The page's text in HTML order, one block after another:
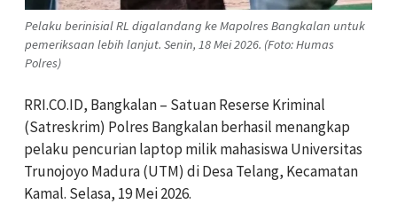
Pelaku berinisial RL digalandang ke Mapolres Bangkalan untuk
pemeriksaan lebih lanjut. Senin, 18 Mei 2026. (Foto: Humas
Polres)
RRI.CO.ID, Bangkalan – Satuan Reserse Kriminal
(Satreskrim) Polres Bangkalan berhasil menangkap
pelaku pencurian laptop milik mahasiswa Universitas
Trunojoyo Madura (UTM) di Desa Telang, Kecamatan
Kamal. Selasa, 19 Mei 2026.